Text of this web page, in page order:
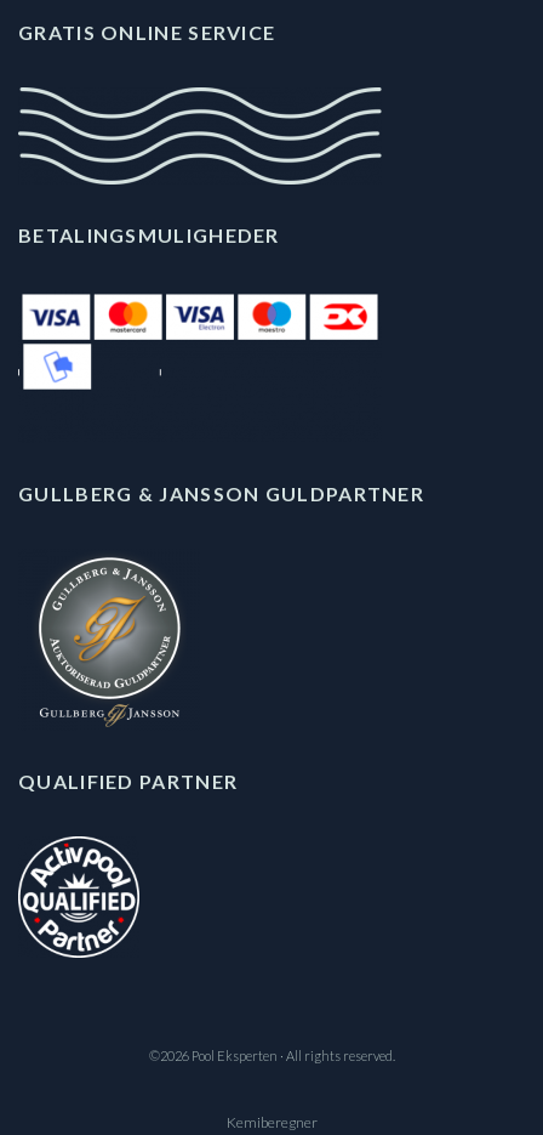
GRATIS ONLINE SERVICE
BETALINGSMULIGHEDER
GULLBERG & JANSSON GULDPARTNER
QUALIFIED PARTNER
©2026 Pool Eksperten · All rights reserved.
Kemiberegner